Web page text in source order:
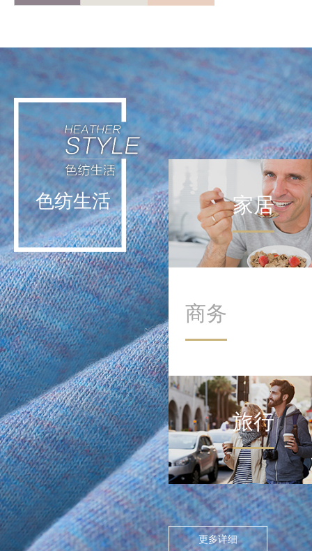
轻运动不挑战极限，而是通
过日常低强度活动实现能量
补给。这种理念让运动回归
生活本身，在细微处滋养身
心。
> FLOATING ISLAND IN THE CITY
尘世浮岛
在高度模块化的都市节奏
中，人们渴望在通勤中寻找
呼吸的缝隙。休闲通勤不再
色纺生活 家居
商务
旅行
更多详细